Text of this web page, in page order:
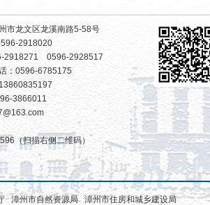
市龙文区龙溪南路5-58号
2918020
2918271 0596-2928517
：0596-6785175
3866011
（扫描右侧二维码）
漳州市自然资源局 漳州市住房和城乡建设局